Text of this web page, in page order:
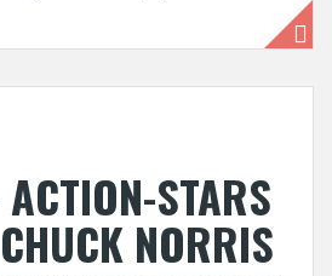
STARS
NORRIS